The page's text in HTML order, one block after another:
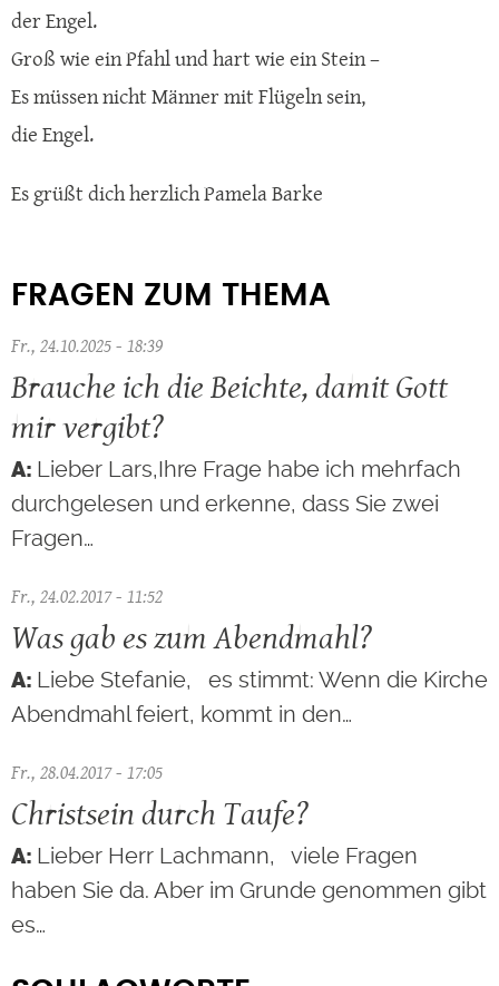
der Engel.
Groß wie ein Pfahl und hart wie ein Stein –
Es müssen nicht Männer mit Flügeln sein,
die Engel.
Es grüßt dich herzlich Pamela Barke
FRAGEN ZUM THEMA
Fr., 24.10.2025 - 18:39
Brauche ich die Beichte, damit Gott
mir vergibt?
Lieber Lars,Ihre Frage habe ich mehrfach
durchgelesen und erkenne, dass Sie zwei
Fragen…
Fr., 24.02.2017 - 11:52
Was gab es zum Abendmahl?
Liebe Stefanie, es stimmt: Wenn die Kirche
Abendmahl feiert, kommt in den…
Fr., 28.04.2017 - 17:05
Christsein durch Taufe?
Lieber Herr Lachmann, viele Fragen
haben Sie da. Aber im Grunde genommen gibt
es…